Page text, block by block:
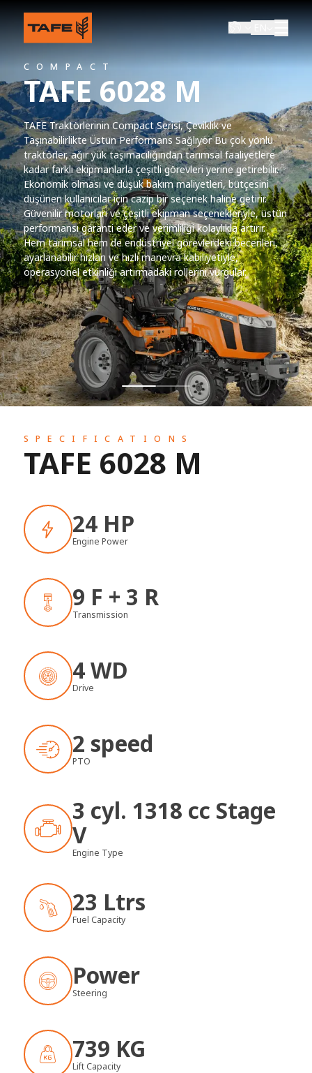
COMPACT
TAFE 6028 M
TAFE Traktörlerinin Compact Serisi, Çeviklik ve
Taşınabilirlikte Üstün Performans Sağlıyor Bu çok yönlü
traktörler, ağır yük taşımacılığından tarımsal faaliyetlere
kadar farklı ekipmanlarla çeşitli görevleri yerine getirebilir.
Ekonomik olması ve düşük bakım maliyetleri, bütçesini
düşünen kullanıcılar için cazip bir seçenek haline getirir.
Güvenilir motorları ve çeşitli ekipman seçenekleriyle, üstün
performansı garanti eder ve verimliliği kolaylıkla artırır.
Hem tarımsal hem de endüstriyel görevlerdeki becerileri,
ayarlanabilir hızları ve hızlı manevra kabiliyetiyle,
operasyonel etkinliği artırmadaki rollerini vurgular.
SPECIFICATIONS
TAFE 6028 M
24 HP
Engine Power
9 F + 3 R
Transmission
4 WD
Drive
2 speed
PTO
3 cyl. 1318 cc Stage
V
Engine Type
23 Ltrs
Fuel Capacity
Power
Steering
739 KG
Lift Capacity